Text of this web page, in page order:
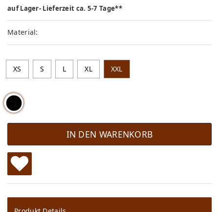
auf Lager- Lieferzeit ca. 5-7 Tage**
Material:
XS S L XL XXL
IN DEN WARENKORB
W
u